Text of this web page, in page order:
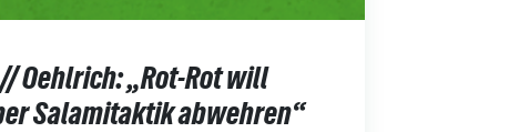
Oehlrich: „Rot-Rot will
Salamitaktik abwehren“